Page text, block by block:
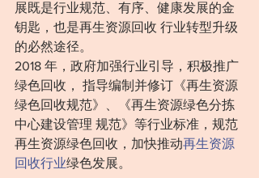
展既是行业规范、有序、健康发展的金
钥匙，也是再生资源回收 行业转型升级
的必然途径。
2018 年，政府加强行业引导，积极推广
绿色回收， 指导编制并修订《再生资源
绿色回收规范》、《再生资源绿色分拣
中心建设管理 规范》等行业标准，规范
再生资源绿色回收，加快推动再生资源
回收行业绿色发展。